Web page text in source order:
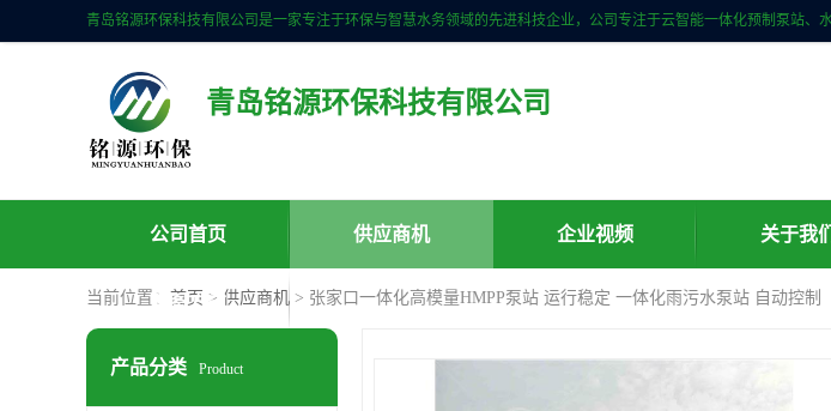
青岛铭源环保科技有限公司
公司首页 供应商机 企业视频 关于我们
联系方式
当前位置： 首页 > 供应商机 > 张家口一体化高模量HMPP泵站 运行稳定 一体化雨污水泵站 自动控制
产品分类 Product